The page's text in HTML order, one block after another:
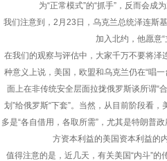
为“正常模式”的“抓手”，反而会成
我们注意到，2月23日，乌克兰总统泽连斯
加入北约，他愿意“
在我们的观察与评估中，大家千万不要将泽
种意义上说，美国，欧盟和乌克兰仍在“唱
面上在非传统安全层面拉拢俄罗斯谈所谓“
划”给俄罗斯“下套”。当然，从目前阶段看
多是“各自借用，各取所需”，尤其是特朗普
方资本利益的美国资本利益的
值得注意的是，近几天，有关美国“内斗”